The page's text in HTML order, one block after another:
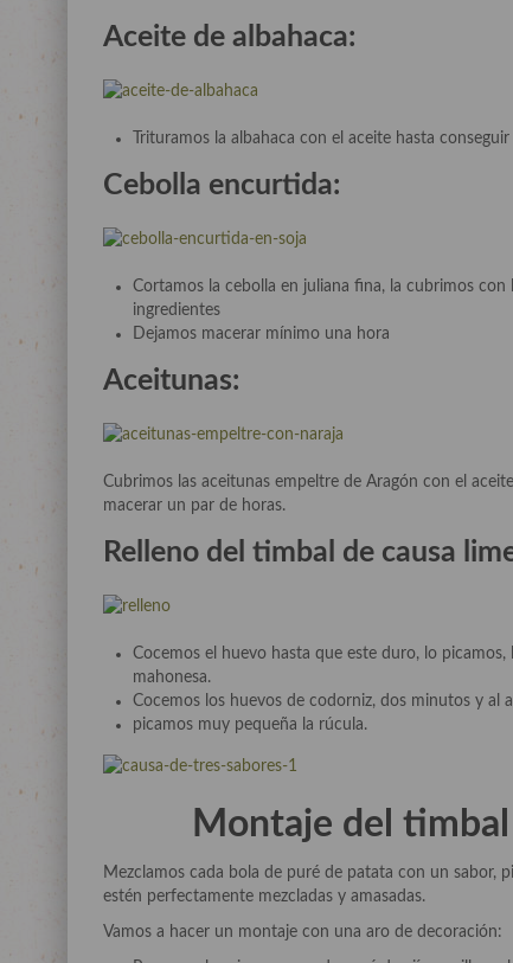
Aceite de albahaca:
Trituramos la albahaca con el aceite hasta
Cebolla encurtida:
Cortamos la cebolla en juliana fina, la cubrimos
ingredientes
Dejamos macerar mínimo una hora
Aceitunas:
Cubrimos las aceitunas empeltre de Aragón con el
macerar un par de horas.
Relleno del timbal de causa
Cocemos el huevo hasta que este duro, lo
mahonesa.
Cocemos los huevos de codorniz, dos minutos y al
picamos muy pequeña la rúcula.
Montaje del
Mezclamos cada bola de puré de patata con un sabor,
estén perfectamente mezcladas y amasadas.
Vamos a hacer un montaje con una aro de decoración: